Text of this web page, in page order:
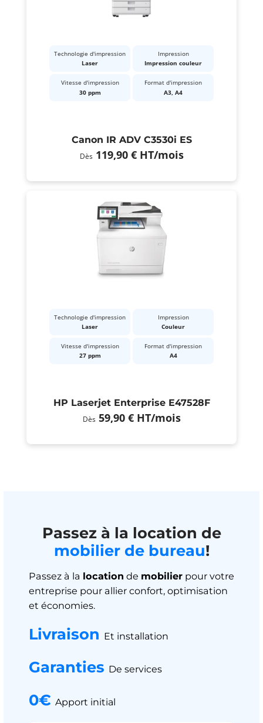
Technologie d'impression
Laser
Impression
Impression couleur
Vitesse d'impression
30 ppm
Format d'impression
A3, A4
Canon IR ADV C3530i ES
Dès 119,90 € HT/mois
Technologie d'impression
Laser
Impression
Couleur
Vitesse d'impression
27 ppm
Format d'impression
A4
HP Laserjet Enterprise E47528F
Dès 59,90 € HT/mois
Passez à la location de
mobilier de bureau!
Passez à la location de mobilier pour votre
entreprise pour allier confort, optimisation
et économies.
Livraison Et installation
Garanties De services
0€ Apport initial